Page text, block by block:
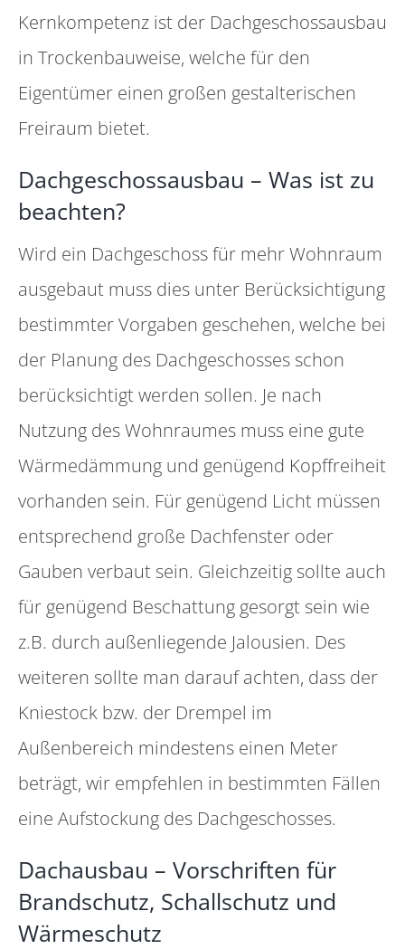
Kernkompetenz ist der Dachgeschossausbau
in Trockenbauweise, welche für den
Eigentümer einen großen gestalterischen
Freiraum bietet.
Dachgeschossausbau – Was ist zu
beachten?
Wird ein Dachgeschoss für mehr Wohnraum
ausgebaut muss dies unter Berücksichtigung
bestimmter Vorgaben geschehen, welche bei
der Planung des Dachgeschosses schon
berücksichtigt werden sollen. Je nach
Nutzung des Wohnraumes muss eine gute
Wärmedämmung und genügend Kopffreiheit
vorhanden sein. Für genügend Licht müssen
entsprechend große Dachfenster oder
Gauben verbaut sein. Gleichzeitig sollte auch
für genügend Beschattung gesorgt sein wie
z.B. durch außenliegende Jalousien. Des
weiteren sollte man darauf achten, dass der
Kniestock bzw. der Drempel im
Außenbereich mindestens einen Meter
beträgt, wir empfehlen in bestimmten Fällen
eine Aufstockung des Dachgeschosses.
Dachausbau – Vorschriften für
Brandschutz, Schallschutz und
Wärmeschutz